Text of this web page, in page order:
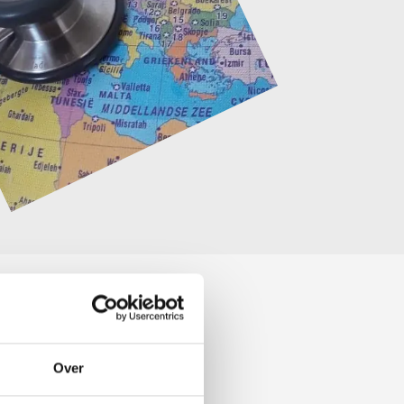
Over
heb je niets met groen,